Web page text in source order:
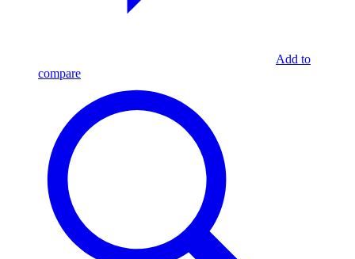
Add to
compare